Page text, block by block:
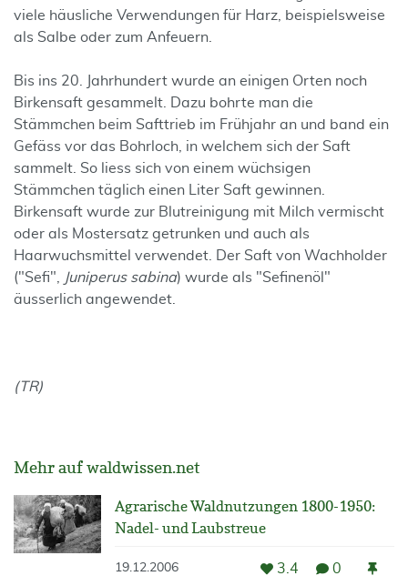
viele häusliche Verwendungen für Harz, beispielsweise
als Salbe oder zum Anfeuern.
Bis ins 20. Jahrhundert wurde an einigen Orten noch
Birkensaft gesammelt. Dazu bohrte man die
Stämmchen beim Safttrieb im Frühjahr an und band ein
Gefäss vor das Bohrloch, in welchem sich der Saft
sammelt. So liess sich von einem wüchsigen
Stämmchen täglich einen Liter Saft gewinnen.
Birkensaft wurde zur Blutreinigung mit Milch vermischt
oder als Mostersatz getrunken und auch als
Haarwuchsmittel verwendet. Der Saft von Wachholder
("Sefi",
Juniperus sabina) wurde als "Sefinenöl"
äusserlich angewendet.
(TR)
Mehr auf waldwissen.net
Agrarische Waldnutzungen 1800-1950:
Nadel- und Laubstreue
19.12.2006 3.4 0